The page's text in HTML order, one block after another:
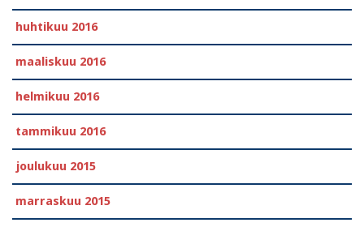
huhtikuu 2016
maaliskuu 2016
helmikuu 2016
tammikuu 2016
joulukuu 2015
marraskuu 2015